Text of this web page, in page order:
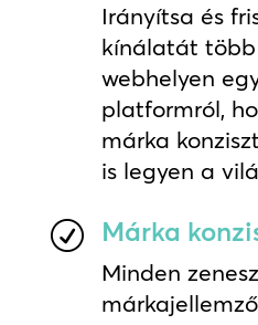
Irányítsa és
kínálatát több
webhelyen
platformról,
márka
is legyen a
R Márka
Minden